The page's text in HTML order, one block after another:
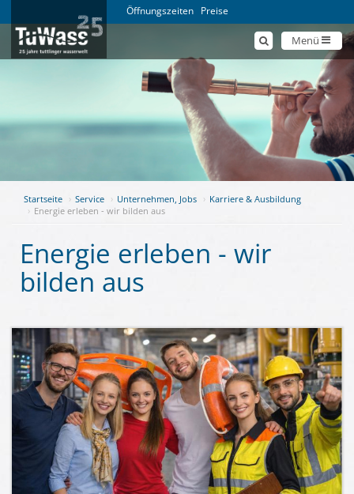
Öffnungszeiten Preise
Menü
Startseite Service Unternehmen, Jobs
Karriere & Ausbildung
Energie erleben - wir bilden aus
Energie erleben - wir
bilden aus